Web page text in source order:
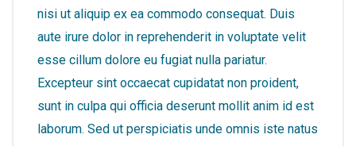
nisi ut aliquip ex ea commodo consequat. Duis
aute irure dolor in reprehenderit in voluptate velit
esse cillum dolore eu fugiat nulla pariatur.
Excepteur sint occaecat cupidatat non proident,
sunt in culpa qui officia deserunt mollit anim id est
laborum. Sed ut perspiciatis unde omnis iste natus